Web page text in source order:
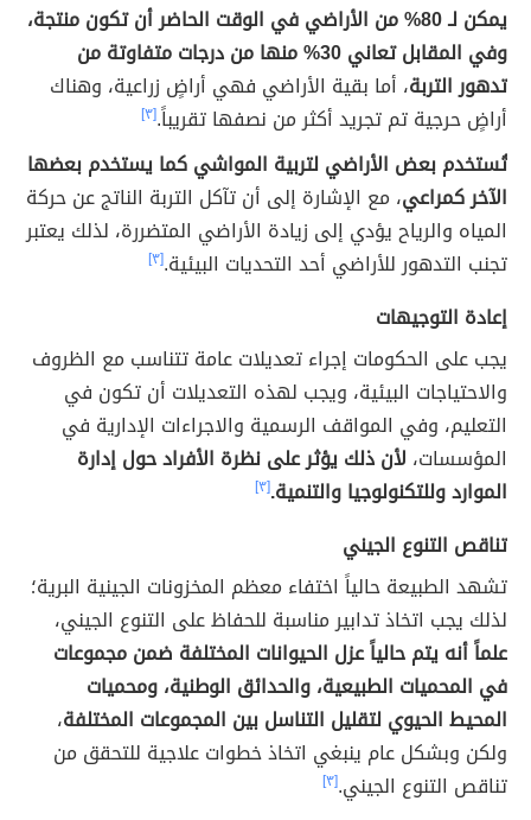
يمكن لـ 80% من الأراضي في الوقت الحاضر أن تكون منتجة،
وفي المقابل تعاني 30% منها من درجات متفاوتة من
تدهور التربة، أما بقية الأراضي فهي أراضٍ زراعية، وهناك
أراضٍ حرجية تم تجريد أكثر من نصفها تقريباً.[٣]
تُستخدم بعض الأراضي لتربية المواشي كما يستخدم بعضها
الآخر كمراعي، مع الإشارة إلى أن تآكل التربة الناتج عن حركة
المياه والرياح يؤدي إلى زيادة الأراضي المتضررة، لذلك يعتبر
تجنب التدهور للأراضي أحد التحديات البيئية.[٣]
إعادة التوجيهات
يجب على الحكومات إجراء تعديلات عامة تتناسب مع الظروف
والاحتياجات البيئية، ويجب لهذه التعديلات أن تكون في
التعليم، وفي المواقف الرسمية والاجراءات الإدارية في
المؤسسات، لأن ذلك يؤثر على نظرة الأفراد حول إدارة
الموارد وللتكنولوجيا والتنمية.[٣]
تناقص التنوع الجيني
تشهد الطبيعة حالياً اختفاء معظم المخزونات الجينية البرية؛
لذلك يجب اتخاذ تدابير مناسبة للحفاظ على التنوع الجيني،
علماً أنه يتم حالياً عزل الحيوانات المختلفة ضمن مجموعات
في المحميات الطبيعية، والحدائق الوطنية، ومحميات
المحيط الحيوي لتقليل التناسل بين المجموعات المختلفة،
ولكن وبشكل عام ينبغي اتخاذ خطوات علاجية للتحقق من
تناقص التنوع الجيني.[٣]